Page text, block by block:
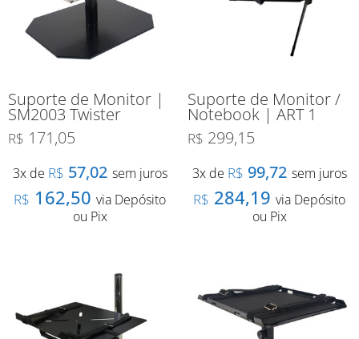
Suporte de Monitor |
SM2003 Twister
R$ 171,05
3x de R$ 57,02 sem juros
R$ 162,50 via Depósito
ou Pix
Suporte de Monitor /
Notebook | ART 1
R$ 299,15
3x de R$ 99,72 sem juros
R$ 284,19 via Depósito
ou Pix